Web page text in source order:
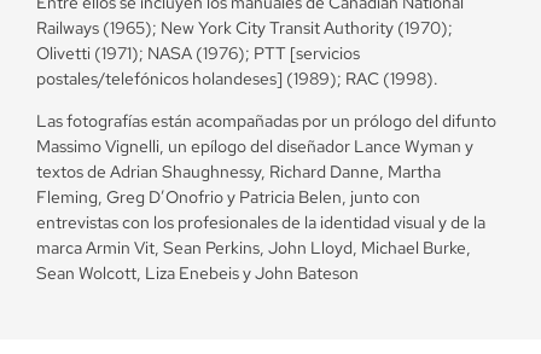
Railways (1965); New York City Transit Authority (1970);
Olivetti (1971); NASA (1976); PTT [servicios
postales/telefónicos holandeses] (1989); RAC (1998).
Las fotografías están acompañadas por un prólogo del difunto
Massimo Vignelli, un epílogo del diseñador Lance Wyman y
textos de Adrian Shaughnessy, Richard Danne, Martha
Fleming, Greg D’Onofrio y Patricia Belen, junto con
entrevistas con los profesionales de la identidad visual y de la
marca Armin Vit, Sean Perkins, John Lloyd, Michael Burke,
Sean Wolcott, Liza Enebeis y John Bateson